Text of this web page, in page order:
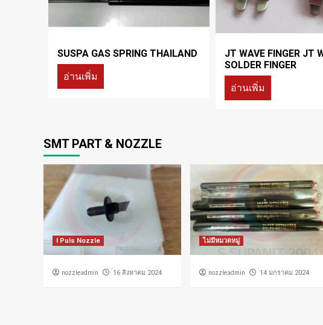
SUSPA GAS SPRING THAILAND
อ่านเพิ่ม
JT WAVE FINGER JT
SOLDER FINGER
อ่านเพิ่ม
SMT PART & NOZZLE
I Puls Nozzle
nozzleadmin ่16 สิงหาคม 2024
ไม่มีหมวดหมู่
nozzleadmin ่14 มกราคม 2024